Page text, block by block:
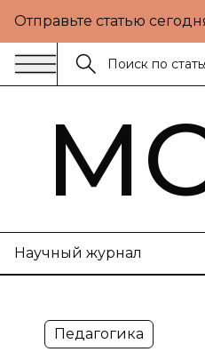
Отправьте статью
Научный журнал
Педагогика